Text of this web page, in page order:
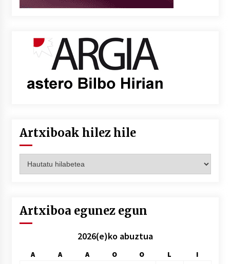
Artxiboak hilez hile
hilez
Artxiboa egunez egun
2026(e)ko abuztua
A A A O O L
I